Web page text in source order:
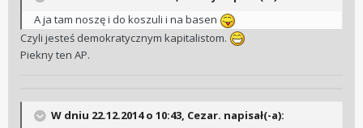
A ja tam noszę i do koszuli i na basen
Czyli jesteś demokratycznym kapitalistom.
Piekny ten AP.
W dniu 22.12.2014 o 10:43, Cezar. napisał(-a):